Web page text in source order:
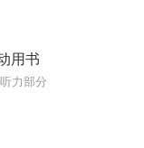
用书
力部分